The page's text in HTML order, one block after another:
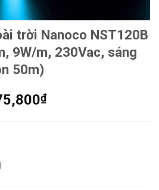
trời Nanoco NST120B
9W/m, 230Vac, sáng
50m)
₫Giá